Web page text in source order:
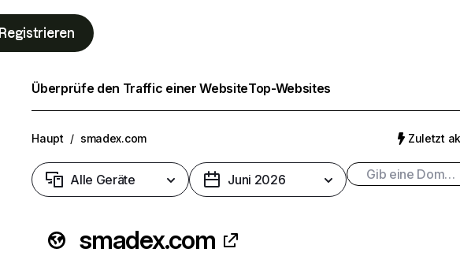
Registrieren
Überprüfe den Traffic einer WebsiteTop-Websites
Haupt / smadex.com Zuletzt
Alle Geräte Juni 2026
smadex.com